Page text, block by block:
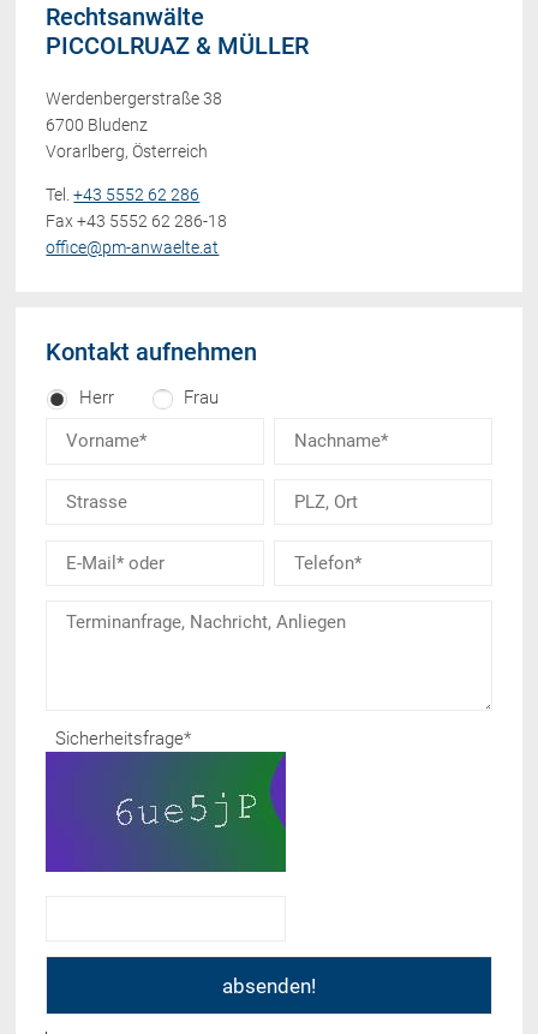
Rechtsanwälte
PICCOLRUAZ & MÜLLER
Werdenbergerstraße 38
6700 Bludenz
Vorarlberg, Österreich
Tel.+43 5552 62 286
Fax +43 5552 62 286-18
office@pm-anwaelte.at
Kontakt aufnehmen
Herr Frau
Sicherheitsfrage*